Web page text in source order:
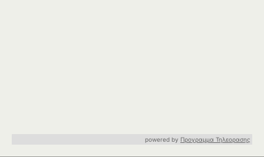
powered by Προγραμμα Τηλεορασης